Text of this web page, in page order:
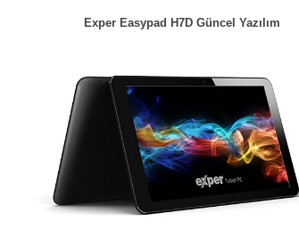
Exper Easypad H7D Güncel Yazılım